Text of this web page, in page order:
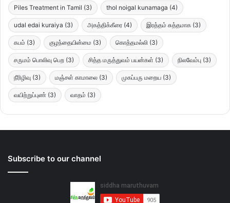
Piles Treatment in Tamil (3) thol noigal kunamaga (4)
udal edai kuraiya (3) அகத்திக்கீரை (4) இரத்தம் சுத்தமாக (3)
கபம் (3) குழந்தையின்மை (3) கொத்தமல்லி (3)
சருமம் பொலிவு பெற (3) சித்த மருத்துவம் பயன்கள் (3) நிலவேம்பு (3)
நீரிழிவு (3) மஞ்சள் காமாலை (3) முகப்பரு மறைய (3)
வயிற்றுப்புண் (3) வாதம் (3)
Subscribe to our channel